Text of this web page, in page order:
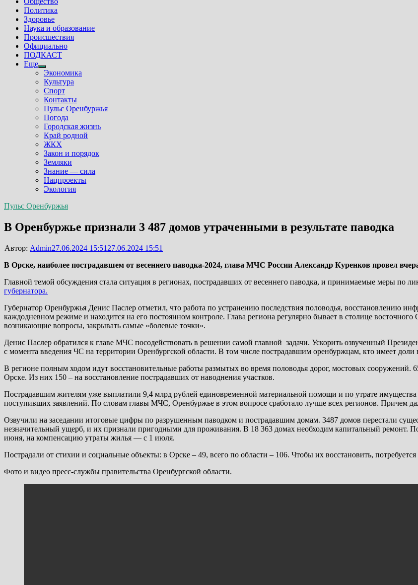
Политика
Здоровье
Наука и образование
Происшествия
Официально
ПОДКАСТ
Еще
Show
sub
menu
Экономика
Культура
Спорт
Контакты
Пульс Оренбуржья
Погода
Городская жизнь
Край родной
ЖКХ
Закон и порядок
Земляки
Знание — сила
Нацпроекты
Экология
Пульс Оренбуржья
В Оренбуржье признали 3 487 домов утраченными в результате паводка
Автор: Admin27.06.2024 15:51 27.06.2024 15:51
В Орске, наиболее пострадавшем от весеннего паводка-2024, глава МЧС России Александр Куренков провел
Главной темой обсуждения стала ситуация в регионах, пострадавших от весеннего паводка, и принимаемые меры по
губернатора.
Губернатор Оренбуржья Денис Паслер отметил, что работа по устранению последствия половодья, восстановлению
каждодневном режиме и находится на его постоянном контроле. Глава региона регулярно бывает в столице
возникающие вопросы, закрывать самые «болевые точки».
Денис Паслер обратился к главе МЧС посодействовать в решении самой главной задачи. Ускорить озвученный
с момента введения ЧС на территории Оренбургской области. В том числе пострадавшим оренбуржцам, кто имеет
В регионе полным ходом идут восстановительные работы размытых во время половодья дорог, мостовых сооружений.
Орске. Из них 150 – на восстановление пострадавших от наводнения участков.
Пострадавшим жителям уже выплатили 9,4 млрд рублей единовременной материальной помощи и по утрате
поступивших заявлений. По словам главы МЧС, Оренбуржье в этом вопросе сработало лучше всех регионов. Причем
Озвучили на заседании итоговые цифры по разрушенным паводком и пострадавшим домам. 3487 домов перестали
незначительный ущерб, и их признали пригодными для проживания. В 18 363 домах необходим капитальный ремонт.
июня, на компенсацию утраты жилья — с 1 июля.
Пострадали от стихии и социальные объекты: в Орске – 49, всего по области – 106. Чтобы их восстановить,
Фото и видео пресс-службы правительства Оренбургской области.